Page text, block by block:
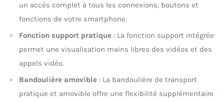
un accès complet à tous les connexions, boutons et
fonctions de votre smartphone.
Fonction support pratique : La fonction support intégrée
permet une visualisation mains libres des vidéos et des
appels vidéo.
Bandoulière amovible : La bandoulière de transport
pratique et amovible offre une flexibilité supplémentaire